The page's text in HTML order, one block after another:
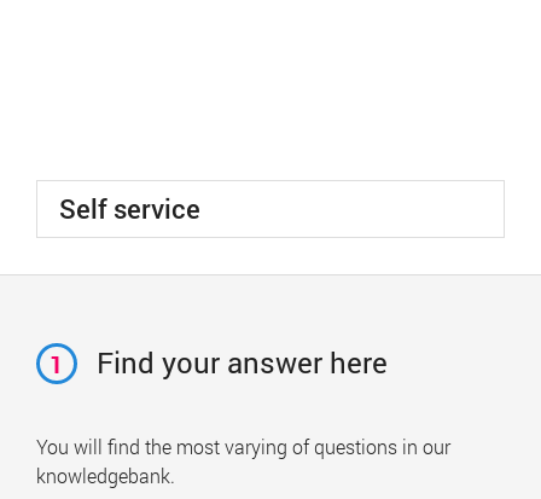
Self service
1 Find your answer here
You will find the most varying of questions in our
knowledgebank.